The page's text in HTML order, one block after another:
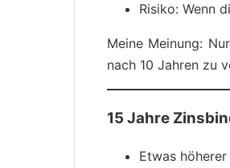
Risiko: Wenn
Meine Meinung:
nach 10 Jahren zu
15 Jahre
Etwas